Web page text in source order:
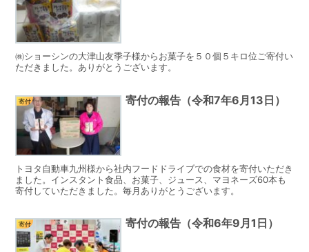
㈱ショーシンの大津山友季子様からお菓子を５０個５キロ位ご寄付い
ただきました。ありがとうございます。
寄付 寄付の報告（令和7年6月13日）
トヨタ自動車九州様から社内フードドライブでの食材を寄付いただき
ました。インスタント食品、お菓子、ジュース、マヨネーズ60本も
寄付していただきました。毎月ありがとうございます。
寄付 寄付の報告（令和6年9月1日）